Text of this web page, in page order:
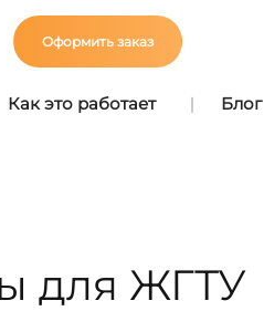
Оформить заказ
Как это работает Блог
для ЖГТУ